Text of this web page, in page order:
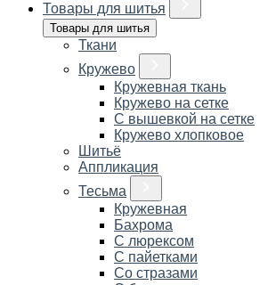
Товары для шитья
Товары для шитья
Ткани
Кружево
Кружевная ткань
Кружево на сетке
С вышевкой на сетке
Кружево хлопковое
Шитьё
Аппликация
Тесьма
Кружевная
Бахрома
С люрексом
С пайетками
Со стразами